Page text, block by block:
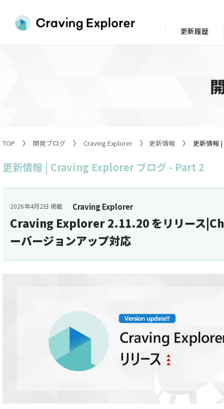
TOP 開発ブログ Craving Explorer 更新情報 更新情報
更新情報 | Craving Explorer ブログ - Part 2
Craving Explorer
2026年4月2日 掲載
Craving Explorer 2.11.20 をリリース
ーバージョンアップ対応
更新履歴